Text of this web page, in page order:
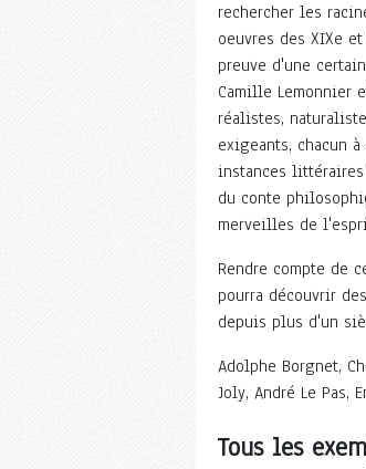
rechercher les
oeuvres des XIXe
preuve d'une
Camille Lemonnier
réalistes,
exigeants, chacun
instances
du conte
merveilles de
Rendre compte de
pourra découvrir
depuis plus d'un
Adolphe Borgnet,
Joly, André Le Pas,
Tous les